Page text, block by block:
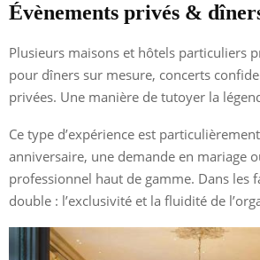
Évènements privés &
Plusieurs maisons et hôtels particuliers
pour dîners sur mesure, concerts
privées. Une manière de tutoyer la
Ce type d’expérience est
anniversaire, une demande en mariage
professionnel haut de gamme. Dans les
double : l’exclusivité et la fluidité de